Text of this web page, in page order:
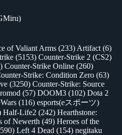
of Valiant Arms (233) Artifact (6)
(5153) Counter-Strike 2 (CS2)
Counter-Strike Online (260)
Strike: Condition Zero (63)
(3250) Counter-Strike: Source
(57) DOOM3 (102) Dota 2
(116) esports(eスポーツ)
Half-Life2 (242) Hearthstone:
of Newerth (49) Heroes of the
Left 4 Dead (154) negitaku